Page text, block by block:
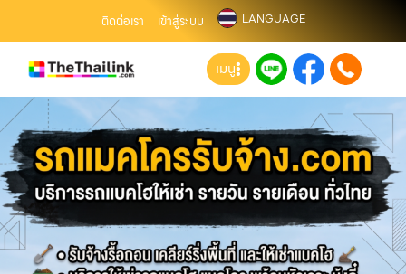
ติดต่อเรา เข้าสู่ระบบ LANGUAGE
เมนู